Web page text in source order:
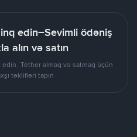
edin–Sevimli ödəniş
alın və satın
Tether almaq və satmaq üçün
təklifləri tapın